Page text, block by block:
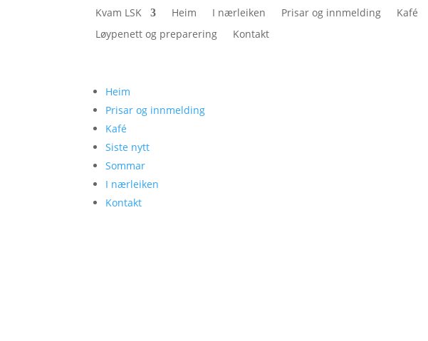
Kvam LSK Heim I nærleiken Prisar og innmelding Kafé
Løypenett og preparering
Kontakt
Heim
Prisar og innmelding
Kafé
Siste nytt
Sommar
I nærleiken
Kontakt